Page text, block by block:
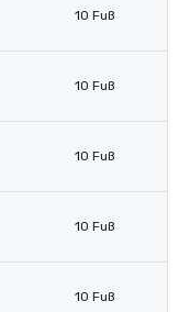
10 Fuß
10 Fuß
10 Fuß
10 Fuß
10 Fuß